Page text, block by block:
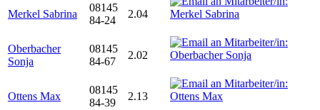
Merkel Sabrina
08145
84-24
2.04
Oberbacher
Sonja
08145
84-67
2.02
Ottens Max
08145
84-39
2.13